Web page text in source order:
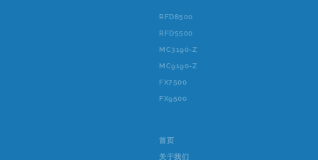
RFD8500
RFD5500
MC3190-Z
MC9190-Z
FX7500
FX9500
首页
关于我们